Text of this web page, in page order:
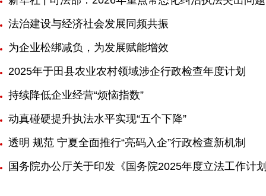
法治建设与经济社会发展同频共振
为企业松绑减负，为发展赋能增效
2025年于田县农业农村领域涉企行政检查年度计划
持续降低企业经营“烦恼指数”
动真碰硬提升执法水平实现“五个下降”
透明 规范 宁夏全面推行“亮码入企”行政检查新机制
国务院办公厅关于印发《国务院2025年度立法工作计